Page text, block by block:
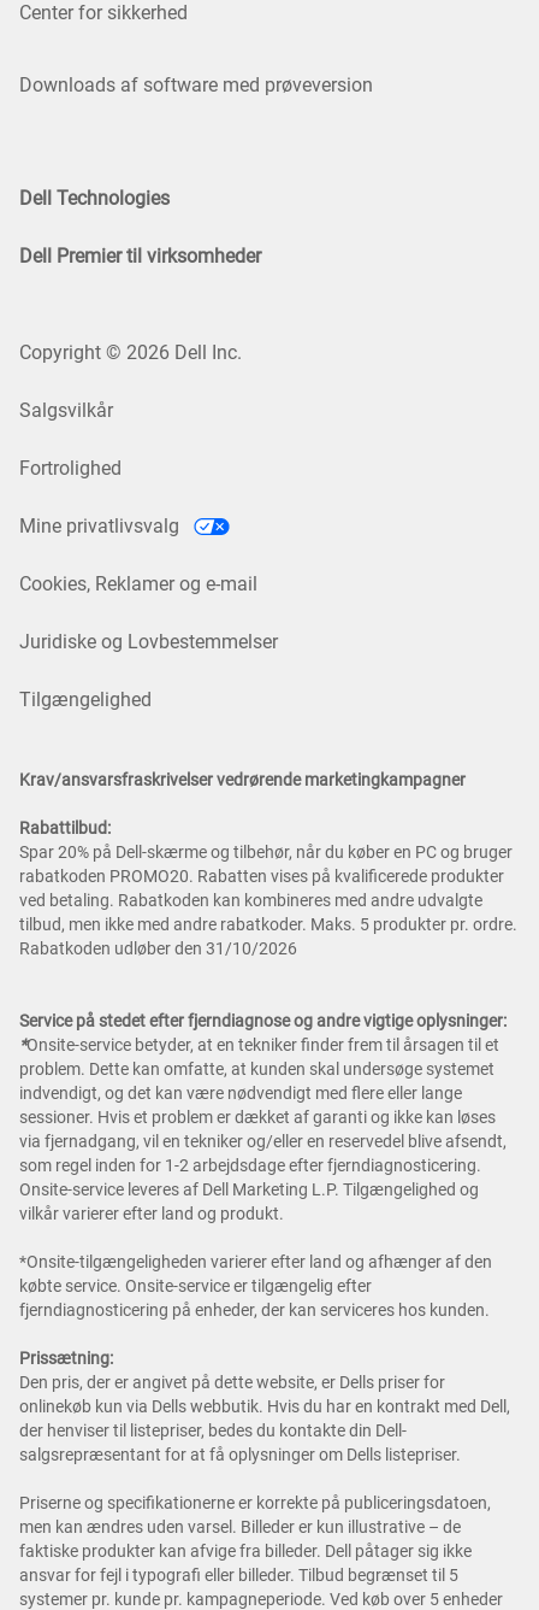
Center for sikkerhed
Downloads af software med prøveversion
Dell Technologies
Dell Premier til virksomheder
Copyright © 2026 Dell Inc.
Salgsvilkår
Fortrolighed
Mine privatlivsvalg
Cookies, Reklamer og e-mail
Juridiske og Lovbestemmelser
Tilgængelighed
Krav/ansvarsfraskrivelser vedrørende marketingkampagner
Rabattilbud:
Spar 20% på Dell-skærme og tilbehør, når du køber en PC og bruger
rabatkoden PROMO20. Rabatten vises på kvalificerede produkter
ved betaling. Rabatkoden kan kombineres med andre udvalgte
tilbud, men ikke med andre rabatkoder. Maks. 5 produkter pr. ordre.
Rabatkoden udløber den 31/10/2026
Service på stedet efter fjerndiagnose og andre vigtige oplysninger:
*Onsite-service betyder, at en tekniker finder frem til årsagen til et
problem. Dette kan omfatte, at kunden skal undersøge systemet
indvendigt, og det kan være nødvendigt med flere eller lange
sessioner. Hvis et problem er dækket af garanti og ikke kan løses
via fjernadgang, vil en tekniker og/eller en reservedel blive afsendt,
som regel inden for 1-2 arbejdsdage efter fjerndiagnosticering.
Onsite-service leveres af Dell Marketing L.P. Tilgængelighed og
vilkår varierer efter land og produkt.
*Onsite-tilgængeligheden varierer efter land og afhænger af den
købte service. Onsite-service er tilgængelig efter
fjerndiagnosticering på enheder, der kan serviceres hos kunden.
Prissætning:
Den pris, der er angivet på dette website, er Dells priser for
onlinekøb kun via Dells webbutik. Hvis du har en kontrakt med Dell,
der henviser til listepriser, bedes du kontakte din Dell-
salgsrepræsentant for at få oplysninger om Dells listepriser.
Priserne og specifikationerne er korrekte på publiceringsdatoen,
men kan ændres uden varsel. Billeder er kun illustrative – de
faktiske produkter kan afvige fra billeder. Dell påtager sig ikke
ansvar for fejl i typografi eller billeder. Tilbud begrænset til 5
systemer pr. kunde pr. kampagneperiode. Ved køb over 5 enheder